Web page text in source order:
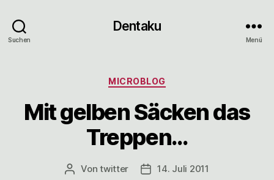
Suchen
Dentaku
Menü
Kategorien
MICROBLOG
Mit gelben Säcken das
Treppen…
Beitragsautor
Vontwitter Veröffentlichungsdatum
14. Juli 2011